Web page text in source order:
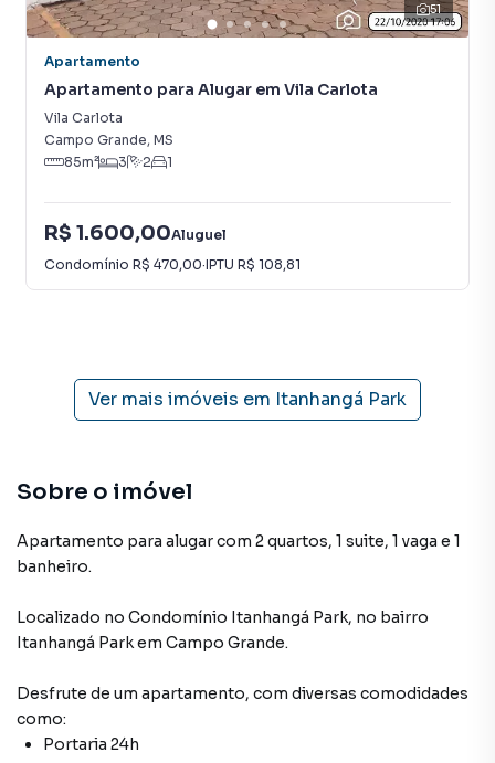
51
Apartamento
Apartamento para Alugar em Vila Carlota
Vila Carlota
Campo Grande, MS
85m² 3 2 1
R$ 1.600,00Aluguel
Condomínio R$ 470,00·IPTU R$ 108,81
Ver mais imóveis em Itanhangá Park
Sobre o imóvel
Apartamento para alugar com 2 quartos, 1 suite, 1 vaga e 1
banheiro.
Localizado no Condomínio Itanhangá Park, no bairro
Itanhangá Parkem Campo Grande.
Desfrute de um apartamento, com diversas comodidades
como:
Portaria 24h